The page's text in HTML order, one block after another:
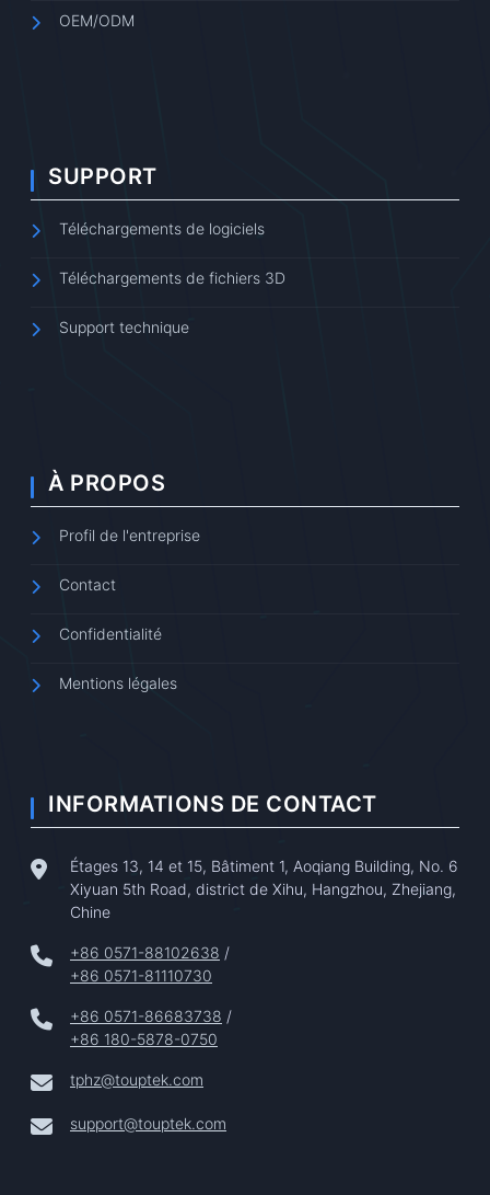
OEM/ODM
SUPPORT
Téléchargements de logiciels
Téléchargements de fichiers 3D
Support technique
À PROPOS
Profil de l'entreprise
Contact
Confidentialité
Mentions légales
INFORMATIONS DE CONTACT
Étages 13, 14 et 15, Bâtiment 1, Aoqiang Building, No. 6
Xiyuan 5th Road, district de Xihu, Hangzhou, Zhejiang,
Chine
+86 0571-88102638 /
+86 0571-81110730
+86 0571-86683738 /
+86 180-5878-0750
tphz@touptek.com
support@touptek.com